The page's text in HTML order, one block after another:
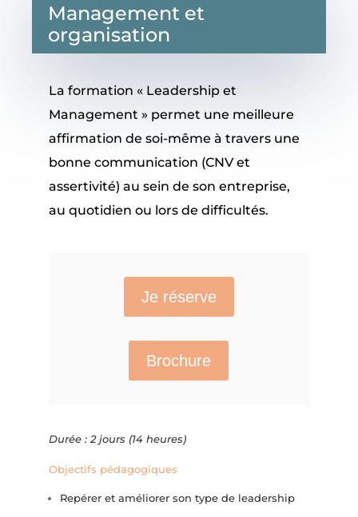
Management et
organisation
La formation « Leadership et
Management » permet une meilleure
affirmation de soi-même à travers une
bonne communication (CNV et
assertivité) au sein de son entreprise,
au quotidien ou lors de difficultés.
Je réserve
Brochure
Durée : 2 jours (14 heures)
Objectifs pédagogiques
Repérer et améliorer son type de leadership